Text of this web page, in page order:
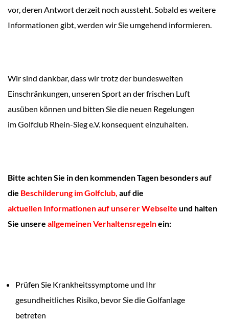
vor, deren Antwort derzeit noch aussteht. Sobald es weitere
Informationen gibt, werden wir Sie umgehend informieren.
Wir sind dankbar, dass wir trotz der bundesweiten
Einschränkungen, unseren Sport an der frischen Luft
ausüben können und bitten Sie die neuen Regelungen
im Golfclub Rhein-Sieg e.V. konsequent einzuhalten.
Bitte achten Sie in den kommenden Tagen besonders auf
die Beschilderung im Golfclub, auf die
aktuellen Informationen auf unserer Webseite und halten
Sie unsere allgemeinen Verhaltensregelnein:
Prüfen Sie Krankheitssymptome und Ihr
gesundheitliches Risiko, bevor Sie die Golfanlage
betreten